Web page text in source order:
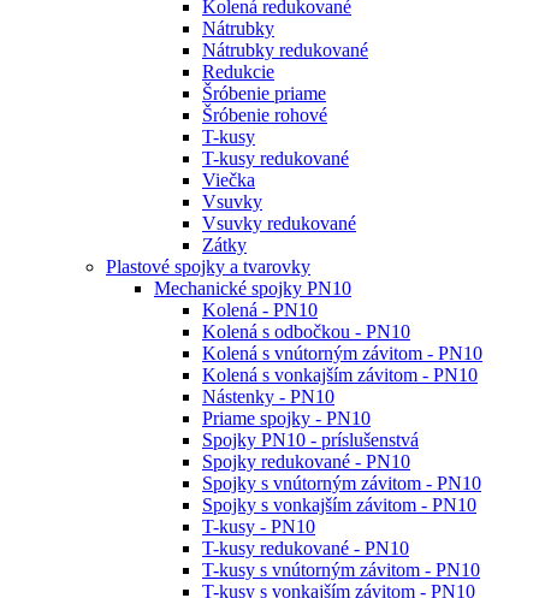
Kolená redukované
Nátrubky
Nátrubky redukované
Redukcie
Šróbenie priame
Šróbenie rohové
T-kusy
T-kusy redukované
Viečka
Vsuvky
Vsuvky redukované
Zátky
Plastové spojky a tvarovky
Mechanické spojky PN10
Kolená - PN10
Kolená s odbočkou - PN10
Kolená s vnútorným závitom - PN10
Kolená s vonkajším závitom - PN10
Nástenky - PN10
Priame spojky - PN10
Spojky PN10 - príslušenstvá
Spojky redukované - PN10
Spojky s vnútorným závitom - PN10
Spojky s vonkajším závitom - PN10
T-kusy - PN10
T-kusy redukované - PN10
T-kusy s vnútorným závitom - PN10
T-kusy s vonkajším závitom - PN10